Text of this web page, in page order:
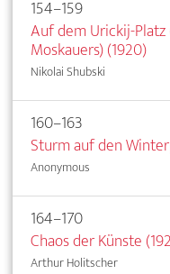
154–159
Auf dem Urickij-
Moskauers) (1920)
Nikolai Shubski
160–163
Sturm auf den
Anonymous
164–170
Chaos der Künste
Arthur Holitscher